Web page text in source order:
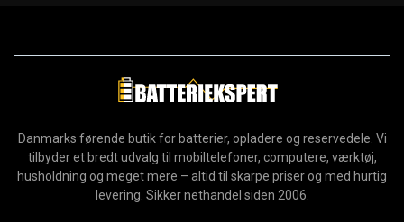
Danmarks førende butik for batterier, opladere og reservedele. Vi
tilbyder et bredt udvalg til mobiltelefoner, computere, værktøj,
husholdning og meget mere – altid til skarpe priser og med hurtig
levering. Sikker nethandel siden 2006.